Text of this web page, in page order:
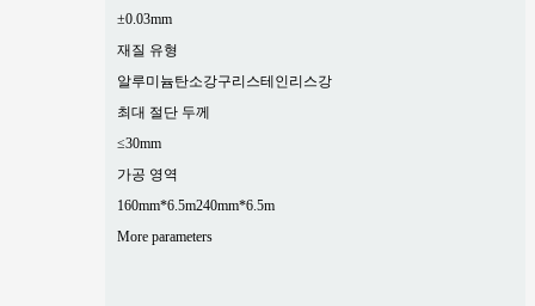
±0.03mm
재질 유형
알루미늄탄소강구리 스테인리스강
최대 절단 두께
≤30mm
가공 영역
160mm*6.5m240mm*6.5m
More parameters